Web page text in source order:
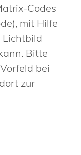
Codes
mit Hilfe
Lichtbild
Bitte
bei
zur